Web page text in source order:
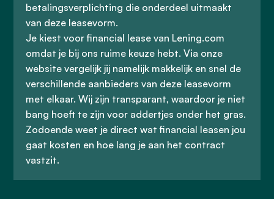
betalingsverplichting die onderdeel uitmaakt
van deze leasevorm.
Je kiest voor financial lease van Lening.com
omdat je bij ons ruime keuze hebt. Via onze
website vergelijk jij namelijk makkelijk en snel de
verschillende aanbieders van deze leasevorm
met elkaar. Wij zijn transparant, waardoor je niet
bang hoeft te zijn voor addertjes onder het gras.
Zodoende weet je direct wat financial leasen jou
gaat kosten en hoe lang je aan het contract
vastzit.